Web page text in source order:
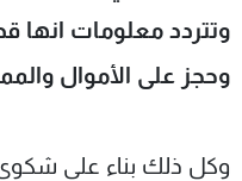
وتتردد معلومات انها
وحجز على الأموال
وكل ذلك بناء على شكوى